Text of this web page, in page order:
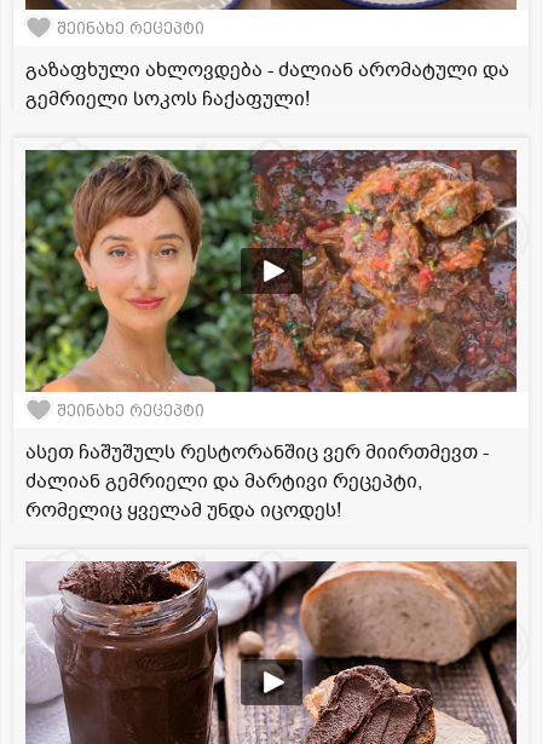
შეინახე რეცეპტი
გაზაფხული ახლოვდება - ძალიან არომატული და
გემრიელი სოკოს ჩაქაფული!
შეინახე რეცეპტი
ასეთ ჩაშუშულს რესტორანშიც ვერ მიირთმევთ -
ძალიან გემრიელი და მარტივი რეცეპტი,
რომელიც ყველამ უნდა იცოდეს!